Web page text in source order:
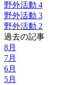
野外活動 4
野外活動 3
野外活動 2
過去の記事
8月
7月
6月
5月